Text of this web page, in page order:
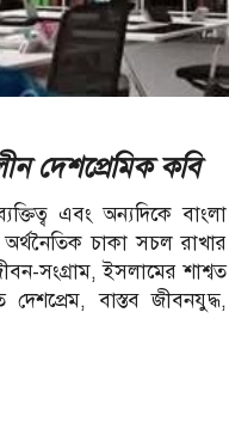
দেশপ্রেমিক কবি
এবং অন্যদিকে বাংলা
অর্থনৈতিক চাকা সচল রাখার
সংগ্রাম, ইসলামের শাশ্বত
বাস্তব জীবনযুদ্ধ,